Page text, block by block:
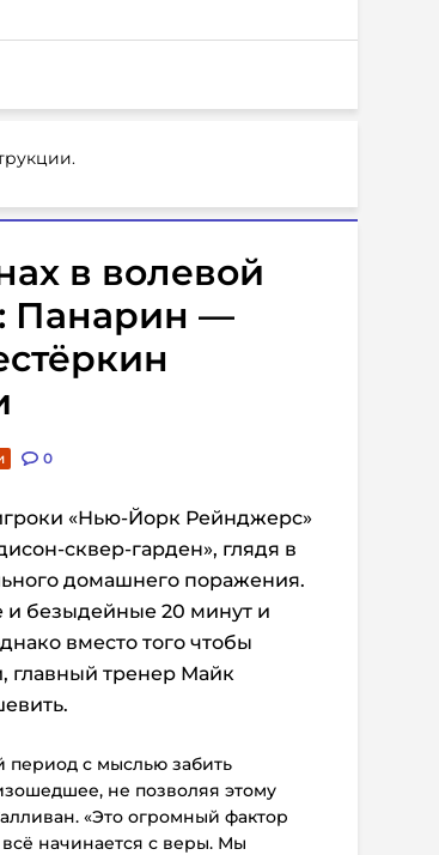
в волевой
Панарин —
0
«Нью-Йорк Рейнджерс»
сквер-гарден», глядя в
домашнего поражения.
и безыдейные 20 минут и
вместо того чтобы
главный тренер Майк
период с мыслью забить
не позволяя этому
«Это огромный фактор
начинается с веры. Мы